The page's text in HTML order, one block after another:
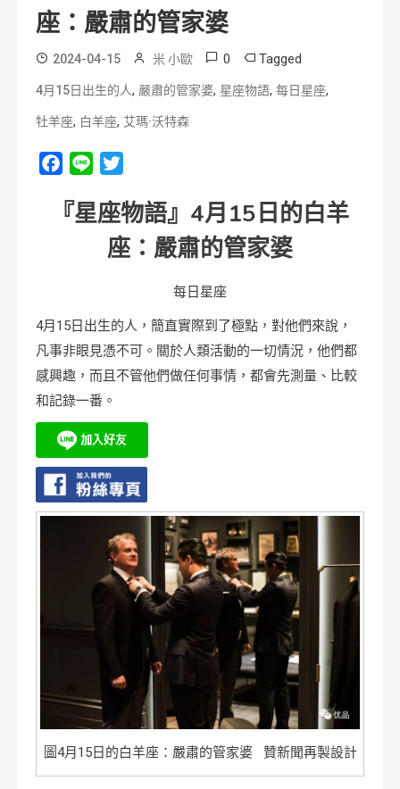
座：嚴肅的管家婆
2024-04-15 米 小歐 0 Tagged
4月15日出生的人, 嚴肅的管家婆, 星座物語, 每日星座,
牡羊座, 白羊座, 艾瑪·沃特森
Facebook
Line
『星座物語』 4月15 日的白羊
座：嚴肅的管家婆
每日星座
4月15日出生的人，簡直實際到了極點，對他們來說，
凡事非眼見憑不可。關於人類活動的一切情況，他們都
感興趣，而且不管他們做任何事情，都會先測量、比較
和記錄一番。
圖4月15日的白羊座：嚴肅的管家婆 贊新聞再製設計